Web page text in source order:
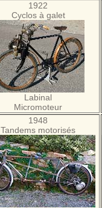
1922
Cyclos à galet
Labinal
Micromoteur
1948
Tandems motorisés